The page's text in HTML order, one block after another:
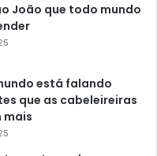
João que todo mundo
está falando
que as cabeleireiras
mais